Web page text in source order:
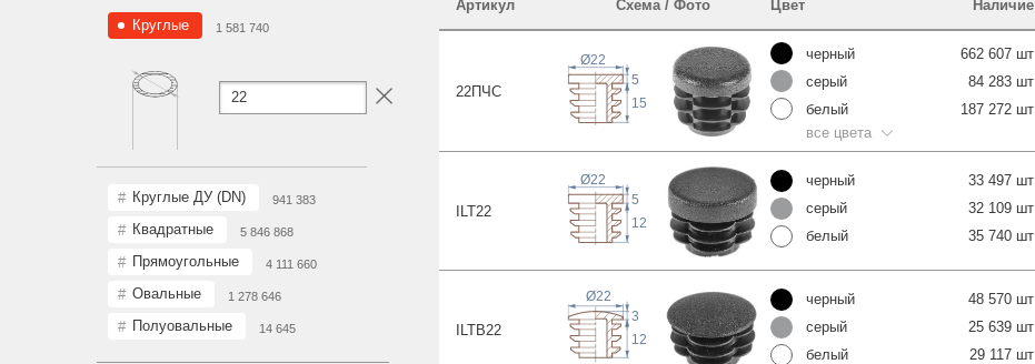
Круглые 1 581 740
Круглые ДУ (DN) 941 383
Квадратные 5 846 868
Прямоугольные 4 111 660
Овальные 1 278 646
Полуовальные 14 645
Артикул Схема / Фото Цвет Наличие
22ПЧС
5
15
Ø22
черный
серый
белый
все цвета
662 607 шт
84 283 шт
187 272 шт
ILT22
5
12
Ø22
черный
серый
белый
33 497 шт
32 109 шт
35 740 шт
ILTB22
Ø22
12
3
черный
серый
белый
48 570 шт
25 639 шт
29 117 шт